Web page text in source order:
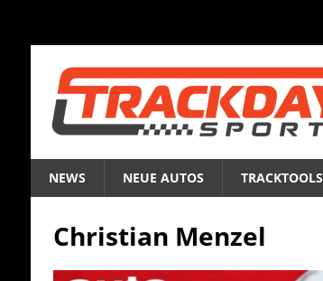
NEWS NEUE AUTOS TRACKTOOLS
Christian Menzel